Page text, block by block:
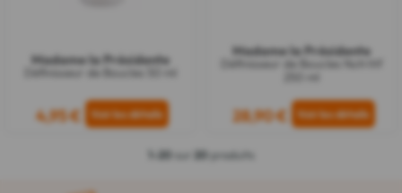
Madame la Présidente
4,95 €
Madame la Présidente
28,90 €
1-20 20 produits